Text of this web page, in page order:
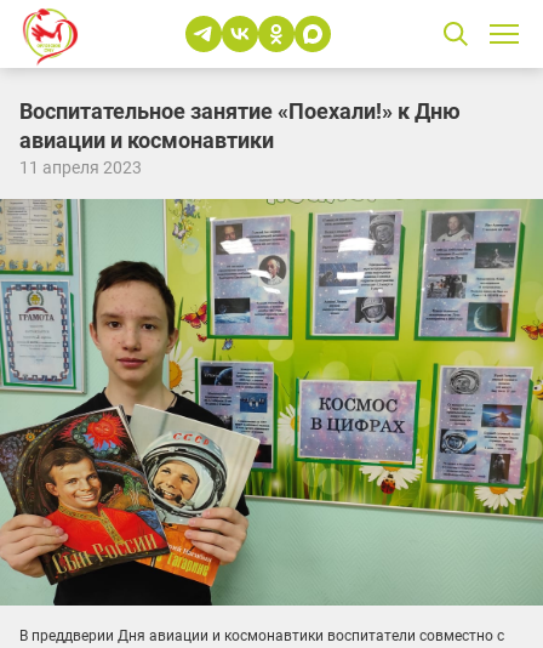
Воспитательное занятие «Поехали!» к Дню
авиации и космонавтики
11 апреля 2023
В преддверии Дня авиации и космонавтики воспитатели совместно с